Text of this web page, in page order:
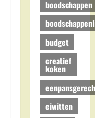
boodschappen
budget
creatief
koken
eiwitten